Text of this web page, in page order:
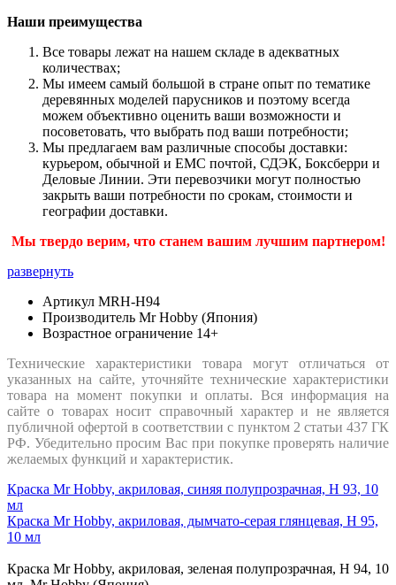
Наши преимущества
Все товары лежат на нашем складе в адекватных
количествах;
Мы имеем самый большой в стране опыт по тематике
деревянных моделей парусников и поэтому всегда
можем объективно оценить ваши возможности и
посоветовать, что выбрать под ваши потребности;
Мы предлагаем вам различные способы доставки:
курьером, обычной и ЕМС почтой, СДЭК, Боксберри и
Деловые Линии. Эти перевозчики могут полностью
закрыть ваши потребности по срокам, стоимости и
географии доставки.
Мы твердо верим, что станем вашим лучшим партнером!
развернуть
Артикул MRH-H94
Производитель Mr Hobby (Япония)
Возрастное ограничение 14+
Технические характеристики товара могут отличаться от
указанных на сайте, уточняйте технические характеристики
товара на момент покупки и оплаты. Вся информация на
сайте о товарах носит справочный характер и не является
публичной офертой в соответствии с пунктом 2 статьи 437 ГК
РФ. Убедительно просим Вас при покупке проверять наличие
желаемых функций и характеристик.
Краска Mr Hobby, акриловая, синяя полупрозрачная, H 93, 10
мл
Краска Mr Hobby, акриловая, дымчато-серая глянцевая, H 95,
10 мл
Краска Mr Hobby, акриловая, зеленая полупрозрачная, H 94, 10